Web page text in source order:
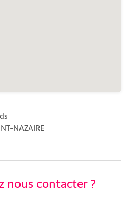
NAZAIRE
nous contacter ?